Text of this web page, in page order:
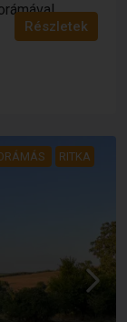
Részletek
RITKA